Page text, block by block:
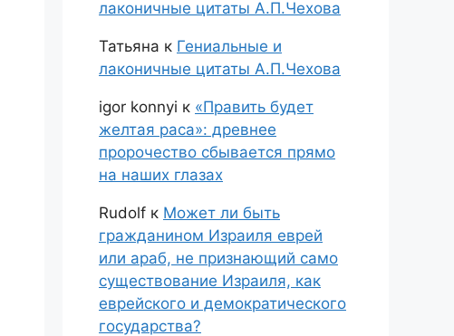
лаконичные цитаты А.П.Чехова
Татьяна к Гениальные и
лаконичные цитаты А.П.Чехова
igor konnyi к «Править будет
желтая раса»: древнее
пророчество сбывается прямо
на наших глазах
Rudolf к Может ли быть
гражданином Израиля еврей
или араб, не признающий само
существование Израиля, как
еврейского и демократического
государства?